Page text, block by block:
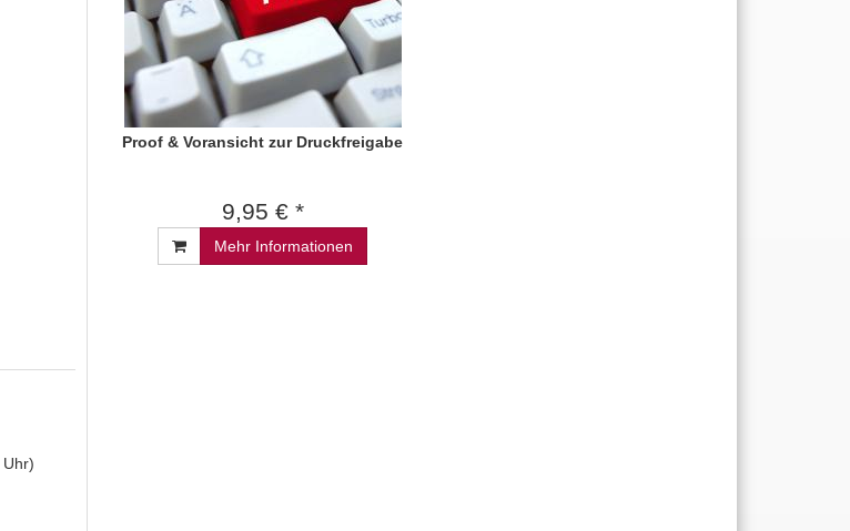
Proof & Voransicht zur Druckfreigabe
9,95 € *
Mehr Informationen